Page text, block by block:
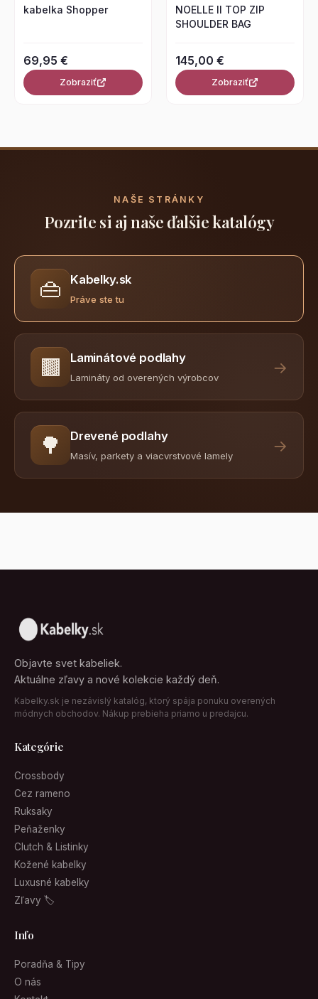
kabelka Shopper
69,95 €
Zobraziť
NOELLE II TOP ZIP
SHOULDER BAG
145,00 €
Zobraziť
NAŠE STRÁNKY
Pozrite si aj naše ďalšie katalógy
👜 Kabelky.sk
Práve ste tu
🟫 Laminátové podlahy
Lamináty od overených výrobcov
→
🌳 Drevené podlahy
Masív, parkety a viacvrstvové lamely
→
Objavte svet kabeliek.
Aktuálne zľavy a nové kolekcie každý deň.
Kabelky.sk je nezávislý katalóg, ktorý spája ponuku overených
módnych obchodov. Nákup prebieha priamo u predajcu.
Kategórie
Crossbody
Cez rameno
Ruksaky
Peňaženky
Clutch & Listinky
Kožené kabelky
Luxusné kabelky
Zľavy 🏷
Info
Poradňa & Tipy
O nás